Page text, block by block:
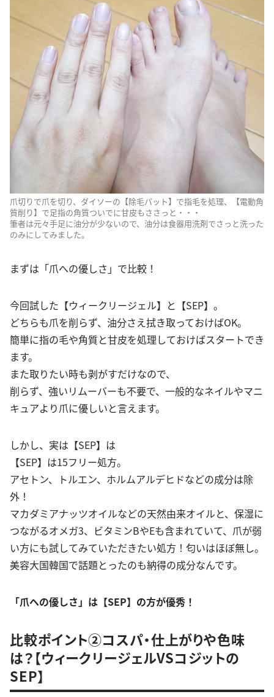
爪切りで爪を切り、ダイソーの【除毛パット】で指毛を処理、【電動角
質削り】で足指の角質ついでに甘皮もささっと・・・
筆者は元々手足に油分が少ないので、油分は食器用洗剤でさっと洗った
のみにしてみました。
まずは「爪への優しさ」で比較！
今回試した【ウィークリージェル】と【SEP】。
どちらも爪を削らず、油分さえ拭き取っておけばOK。
簡単に指の毛や角質と甘皮を処理しておけばスタートでき
ます。
また取りたい時も剥がすだけなので、
削らず、強いリムーバーも不要で、一般的なネイルやマニ
キュアより爪に優しいと言えます。
しかし、実は【SEP】は
【SEP】は15フリー処方。
アセトン、トルエン、ホルムアルデヒドなどの成分は除
外！
マカダミアナッツオイルなどの天然由来オイルと、保湿に
つながるオメガ3、ビタミンBやEも含まれていて、爪が弱
い方にも試してみていただきたい処方！匂いはほぼ無し。
美容大国韓国で話題とったのも納得の成分なんです。
「爪への優しさ」は【SEP】の方が優秀！
比較ポイント②コスパ・仕上がりや色味
は？【ウィークリージェルVSコジットの
SEP】